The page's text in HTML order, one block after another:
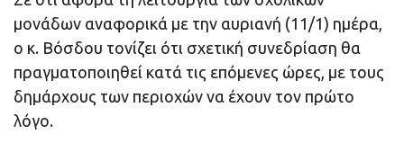
μονάδων αναφορικά με την αυριανή (11/1) ημέρα,
ο κ. Βόσδου τονίζει ότι σχετική συνεδρίαση θα
πραγματοποιηθεί κατά τις επόμενες ώρες, με τους
δημάρχους των περιοχών να έχουν τον πρώτο
λόγο.